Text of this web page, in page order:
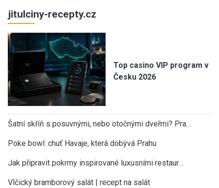
jitulciny-recepty.cz
Top casino VIP program v
Česku 2026
Šatní skříň s posuvnými, nebo otočnými dveřmi? Pra…
Poke bowl: chuť Havaje, která dobývá Prahu
Jak připravit pokrmy inspirované luxusními restaur…
Vlčický bramborový salát | recept na salát